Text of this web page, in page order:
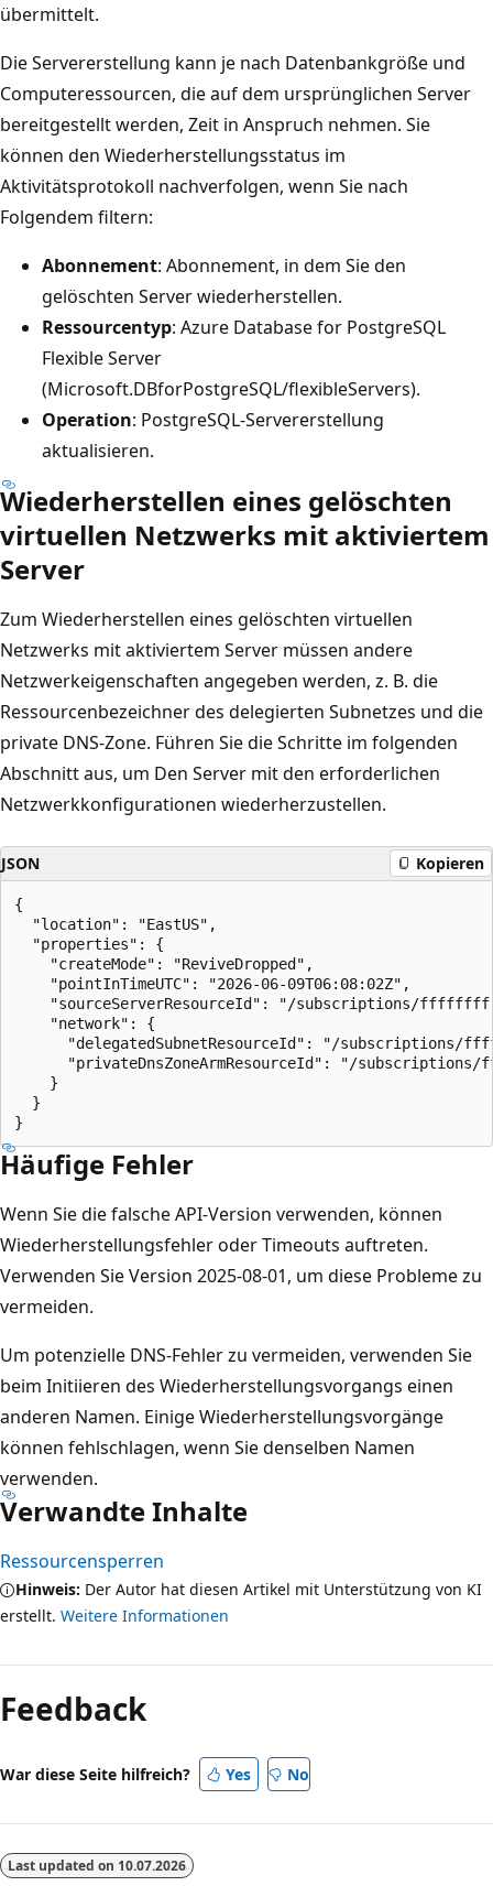
übermittelt.
Die Servererstellung kann je nach Datenbankgröße und
Computeressourcen, die auf dem ursprünglichen Server
bereitgestellt werden, Zeit in Anspruch nehmen. Sie
können den Wiederherstellungsstatus im
Aktivitätsprotokoll nachverfolgen, wenn Sie nach
Folgendem filtern:
Abonnement: Abonnement, in dem Sie den
gelöschten Server wiederherstellen.
Ressourcentyp: Azure Database for PostgreSQL
Flexible Server
(Microsoft.DBforPostgreSQL/flexibleServers).
Operation: PostgreSQL-Servererstellung
aktualisieren.
Wiederherstellen eines gelöschten
virtuellen Netzwerks mit aktiviertem
Server
Zum Wiederherstellen eines gelöschten virtuellen
Netzwerks mit aktiviertem Server müssen andere
Netzwerkeigenschaften angegeben werden, z. B. die
Ressourcenbezeichner des delegierten Subnetzes und die
private DNS-Zone. Führen Sie die Schritte im folgenden
Abschnitt aus, um Den Server mit den erforderlichen
Netzwerkkonfigurationen wiederherzustellen.
JSON Kopieren
{
  "location": "EastUS",
  "properties": {
    "createMode": "ReviveDropped",
    "pointInTimeUTC": "2026-06-09T06:08:02Z",
"sourceServerResourceId": "/subscriptions/
    "network": {
"delegatedSubnetResourceId": "/subscriptions/
"privateDnsZoneArmResourceId": "/
    }
  }
Häufige Fehler
Wenn Sie die falsche API-Version verwenden, können
Wiederherstellungsfehler oder Timeouts auftreten.
Verwenden Sie Version 2025-08-01, um diese Probleme zu
vermeiden.
Um potenzielle DNS-Fehler zu vermeiden, verwenden Sie
beim Initiieren des Wiederherstellungsvorgangs einen
anderen Namen. Einige Wiederherstellungsvorgänge
können fehlschlagen, wenn Sie denselben Namen
verwenden.
Verwandte Inhalte
Ressourcensperren
Hinweis: Der Autor hat diesen Artikel mit Unterstützung von KI
erstellt. Weitere Informationen
Feedback
War diese Seite hilfreich? Yes No
Last updated on 10.07.2026